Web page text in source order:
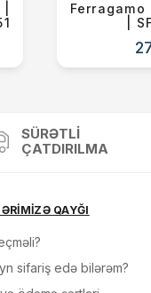
|
SÜRƏTLI
ÇATDIRILMA
QAYĞI
sifariş edə bilərəm?